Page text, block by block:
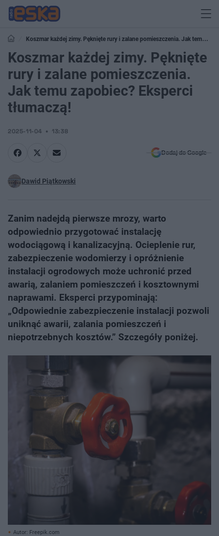
Koszmar każdej zimy. Pęknięte rury i zalane pomieszczenia. Jak temu
zapobiec? Eksperci tłumaczą!
Koszmar każdej zimy. Pęknięte
rury i zalane pomieszczenia.
Jak temu zapobiec? Eksperci
tłumaczą!
2025-11-04 13:38
Dodaj do Google
Dawid Piątkowski
Zanim nadejdą pierwsze mrozy, warto
odpowiednio przygotować instalację
wodociągową i kanalizacyjną. Ocieplenie rur,
zabezpieczenie wodomierzy i opróżnienie
instalacji ogrodowych może uchronić przed
awarią, zalaniem pomieszczeń i kosztownymi
naprawami. Eksperci przypominają:
„Odpowiednie zabezpieczenie instalacji pozwoli
uniknąć awarii, zalania pomieszczeń i
niepotrzebnych kosztów.” Szczegóły poniżej.
Autor: Freepik.com